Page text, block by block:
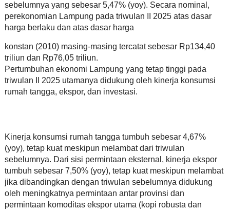
sebelumnya yang sebesar 5,47% (yoy). Secara nominal,
perekonomian Lampung pada triwulan II 2025 atas dasar
harga berlaku dan atas dasar harga
konstan (2010) masing-masing tercatat sebesar Rp134,40
triliun dan Rp76,05 triliun.
Pertumbuhan ekonomi Lampung yang tetap tinggi pada
triwulan II 2025 utamanya didukung oleh kinerja konsumsi
rumah tangga, ekspor, dan investasi.
Kinerja konsumsi rumah tangga tumbuh sebesar 4,67%
(yoy), tetap kuat meskipun melambat dari triwulan
sebelumnya. Dari sisi permintaan eksternal, kinerja ekspor
tumbuh sebesar 7,50% (yoy), tetap kuat meskipun melambat
jika dibandingkan dengan triwulan sebelumnya didukung
oleh meningkatnya permintaan antar provinsi dan
permintaan komoditas ekspor utama (kopi robusta dan